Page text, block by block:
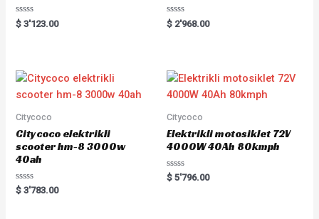
Rated
0
$ 3'123.00
Rated
0
$ 2'968.00
Citycoco
Citycoco elektrikli
scooter hm-8 3000w
40ah
Rated
0
$ 3'783.00
Citycoco
Elektrikli motosiklet 72V
4000W 40Ah 80kmph
Rated
0
$ 5'796.00